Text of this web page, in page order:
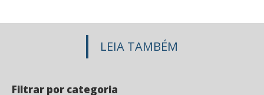
LEIA TAMBÉM
Filtrar por categoria